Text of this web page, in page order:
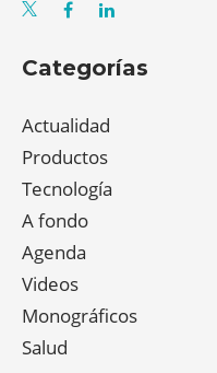
Categorías
Actualidad
Productos
Tecnología
A fondo
Agenda
Videos
Monográficos
Salud